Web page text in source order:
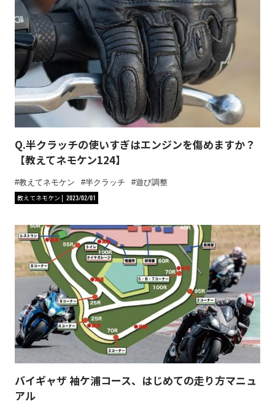
Q.半クラッチの使いすぎはエンジンを傷めますか？
【教えてネモケン124】
教えてネモケン 半クラッチ
遊び調整
教えてネモケン
2023/02/01
バイギャザ 袖ケ浦コース、はじめての走り方マニュ
アル